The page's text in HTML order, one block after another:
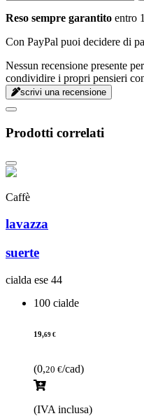
Reso sempre garantito entro
Con PayPal puoi decidere di
Nessun recensione presente
condividire i propri pensieri
scrivi una recensione
Prodotti correlati
Caffè
lavazza
suerte
cialda ese 44
100 cialde
19,69 €
(0,20 €/cad)
(IVA inclusa)